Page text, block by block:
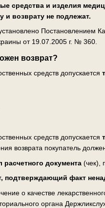
средства и изделия
и возврату не подлежат.
Постановлением
от 19.07.2005 г. № 360.
возврат?
средств допускается
средств допускается
возврата покупатель
расчетного документа(чек),
подтверждающий факт
о качестве
органа